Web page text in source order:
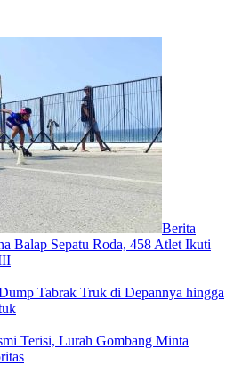
Berita
Balap Sepatu Roda, 458 Atlet Ikuti
Tabrak Truk di Depannya hingga
Terisi, Lurah Gombang Minta